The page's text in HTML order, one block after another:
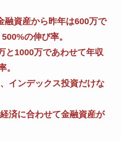
融資産から昨年は600万で
の伸び率。
と1000万であわせて年収
。
インデックス投資だけな
済に合わせて金融資産が